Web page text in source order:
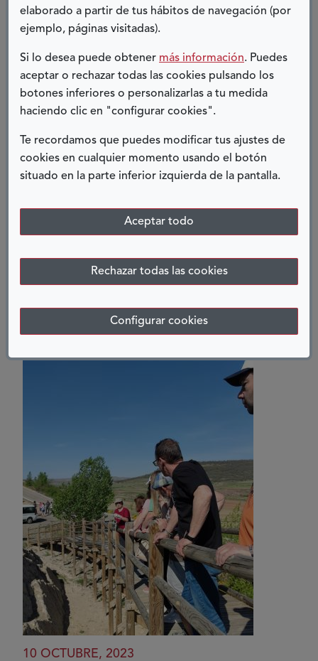
elaborado a partir de tus hábitos de navegación (por
ejemplo, páginas visitadas).
Si lo desea puede obtener más información. Puedes
aceptar o rechazar todas las cookies pulsando los
botones inferiores o personalizarlas a tu medida
haciendo clic en "configurar cookies".
Te recordamos que puedes modificar tus ajustes de
cookies en cualquier momento usando el botón
situado en la parte inferior izquierda de la pantalla.
Aceptar todo
Rechazar todas las cookies
Configurar cookies
DEPORTE
has ganado campeonatos de Europa o del mundo o
recibes el reconocimiento social y experimentas
ciertas emociones como...
QUE QUIEN LO NECESITE
ENCUENTRE SUS GUÍAS
10 OCTUBRE, 2023